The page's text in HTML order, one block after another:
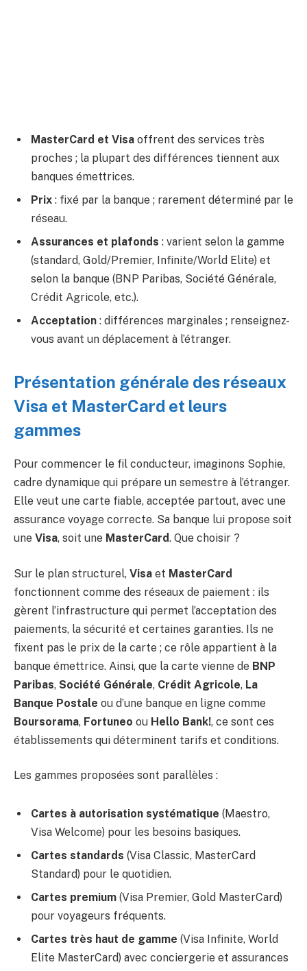
MasterCard et Visa offrent des services très
proches ; la plupart des différences tiennent aux
banques émettrices.
Prix : fixé par la banque ; rarement déterminé par le
réseau.
Assurances et plafonds : varient selon la gamme
(standard, Gold/Premier, Infinite/World Elite) et
selon la banque (BNP Paribas, Société Générale,
Crédit Agricole, etc.).
Acceptation : différences marginales ; renseignez-
vous avant un déplacement à l’étranger.
Présentation générale des réseaux
Visa et MasterCard et leurs
gammes
Pour commencer le fil conducteur, imaginons Sophie,
cadre dynamique qui prépare un semestre à l’étranger.
Elle veut une carte fiable, acceptée partout, avec une
assurance voyage correcte. Sa banque lui propose soit
une Visa, soit une MasterCard. Que choisir ?
Sur le plan structurel, Visa et MasterCard
fonctionnent comme des réseaux de paiement : ils
gèrent l’infrastructure qui permet l’acceptation des
paiements, la sécurité et certaines garanties. Ils ne
fixent pas le prix de la carte ; ce rôle appartient à la
banque émettrice. Ainsi, que la carte vienne de BNP
Paribas, Société Générale, Crédit Agricole, La
Banque Postale ou d’une banque en ligne comme
Boursorama, Fortuneo ou Hello Bank!, ce sont ces
établissements qui déterminent tarifs et conditions.
Les gammes proposées sont parallèles :
Cartes à autorisation systématique (Maestro,
Visa Welcome) pour les besoins basiques.
Cartes standards (Visa Classic, MasterCard
Standard) pour le quotidien.
Cartes premium (Visa Premier, Gold MasterCard)
pour voyageurs fréquents.
Cartes très haut de gamme (Visa Infinite, World
Elite MasterCard) avec conciergerie et assurances